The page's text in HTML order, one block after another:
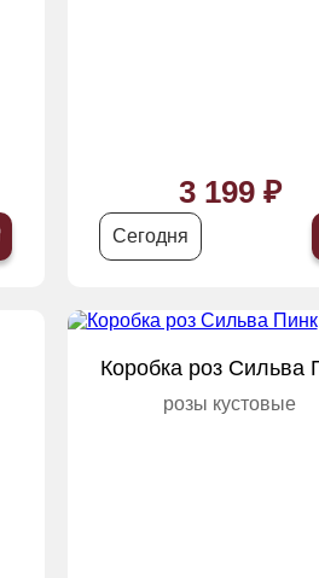
3 199 ₽
Сегодня
Коробка роз Сильва
розы кустовые